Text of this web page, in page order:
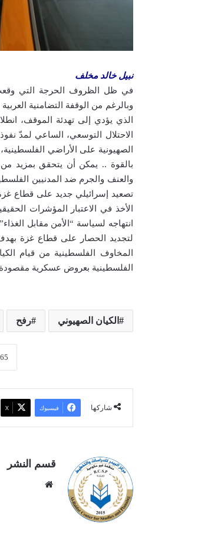
نبيل خالد مخلف
في ظل الظروف الحرجة التي وقعت
وبالرغم من الوقفة التضامنية
الذي يؤدي إلى تهدئة الموقف،
الاحتلال التوسعي، الساعي لمدّ
الصهيونية على الأراضي
بالقوة .. يمكن أن يتحقق بمزيد
والعنف والجرم ضد المدنيين
تصعيد إسرائيلي جديد على قطاع غزة
الأخذ في الاعتبار المؤشرات
انتهاجه لسياسة “الأمن مقابل
لتجديد الحصار على قطاع غزة
المخاوف الفلسطينية من قيام
الفلسطينية بعروض عسكرية مقصودة
الكيان الصهيوني رفح
شاركها فيسبوك ‫X
قسم النشر